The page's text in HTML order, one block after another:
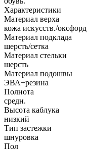
Характеристики
Материал верха
кожа искусств./оксфорд
Материал подклада
шерсть/сетка
Материал стельки
шерсть
Материал подошвы
ЭВА+резина
Полнота
средн.
Высота каблука
низкий
Тип застежки
шнуровка
Пол